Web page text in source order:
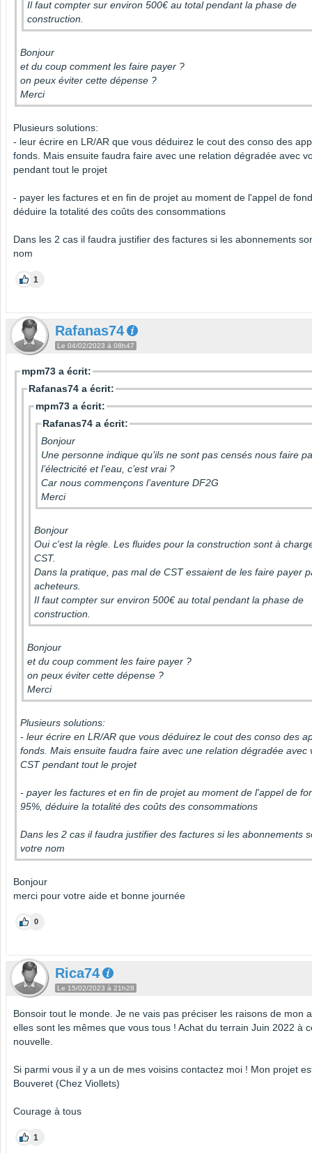
Il faut compter sur environ 500€ au total pendant la phase de
construction.
Bonjour
et du coup comment les faire payer ?
on peux éviter cette dépense ?
Merci
Plusieurs solutions:
- leur écrire en LR/AR que vous déduirez le cout des conso des
fonds. Mais ensuite faudra faire avec une relation dégradée avec
pendant tout le projet
- payer les factures et en fin de projet au moment de l'appel de
déduire la totalité des coûts des consommations
Dans les 2 cas il faudra justifier des factures si les abonnements
nom
1
Rafanas74
Le 04/02/2023 à 08h47
mpm73 a écrit:
Rafanas74 a écrit:
mpm73 a écrit:
Rafanas74 a écrit:
Bonjour
Une personne indique qu’ils ne sont pas censés nous faire
l’électricité et l’eau, c’est vrai ?
Car nous commençons l’aventure DF2G
Merci
Bonjour
Oui c'est la règle. Les fluides pour la construction sont à
CST.
Dans la pratique, pas mal de CST essaient de les faire payer
acheteurs.
Il faut compter sur environ 500€ au total pendant la phase de
construction.
Bonjour
et du coup comment les faire payer ?
on peux éviter cette dépense ?
Merci
Plusieurs solutions:
- leur écrire en LR/AR que vous déduirez le cout des conso des
fonds. Mais ensuite faudra faire avec une relation dégradée avec
CST pendant tout le projet
- payer les factures et en fin de projet au moment de l'appel de
95%, déduire la totalité des coûts des consommations
Dans les 2 cas il faudra justifier des factures si les abonnements
votre nom
Bonjour
merci pour votre aide et bonne journée
0
Rica74
Le 15/02/2023 à 21h28
Bonsoir tout le monde. Je ne vais pas préciser les raisons de mon
elles sont les mêmes que vous tous ! Achat du terrain Juin 2022 à
nouvelle.
Si parmi vous il y a un de mes voisins contactez moi ! Mon projet
Bouveret (Chez Viollets)
Courage à tous
1